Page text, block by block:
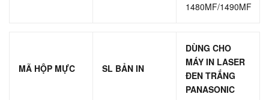
1480MF/1490MF
MÃ HỘP MỰC SL BẢN IN
DÙNG CHO
MÁY IN LASER
ĐEN TRẮNG
PANASONIC